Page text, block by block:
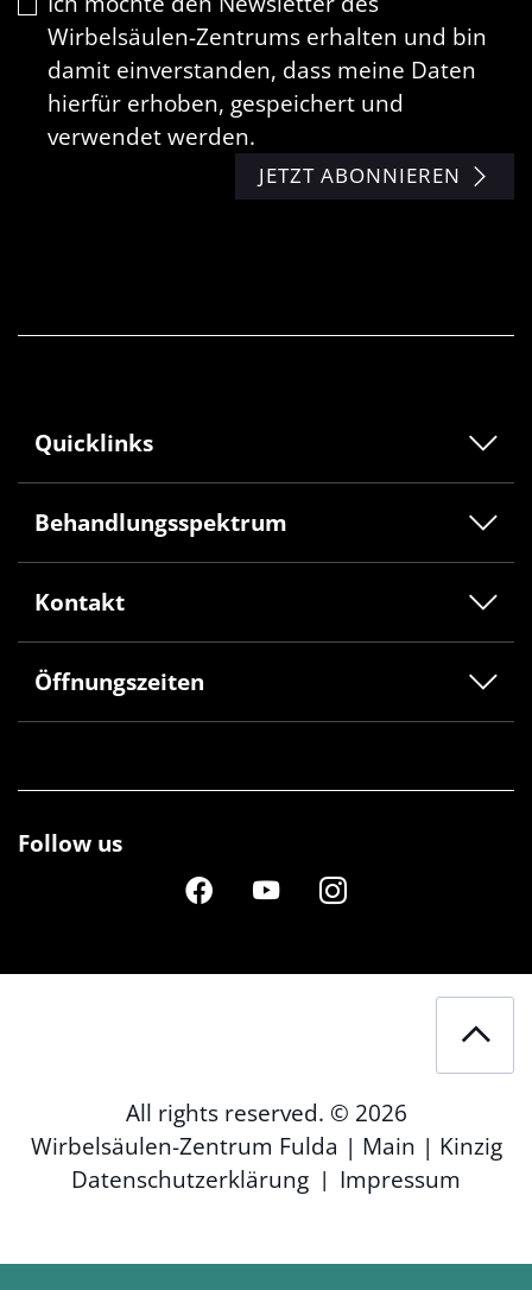
Wirbelsäulen-Zentrums erhalten und bin
damit einverstanden, dass meine Daten
hierfür erhoben, gespeichert und
verwendet werden.
JETZT ABONNIEREN
Quicklinks
Behandlungsspektrum
Kontakt
Öffnungszeiten
Follow us
All rights reserved. © 2026
Wirbelsäulen-Zentrum Fulda | Main | Kinzig
Datenschutzerklärung | Impressum